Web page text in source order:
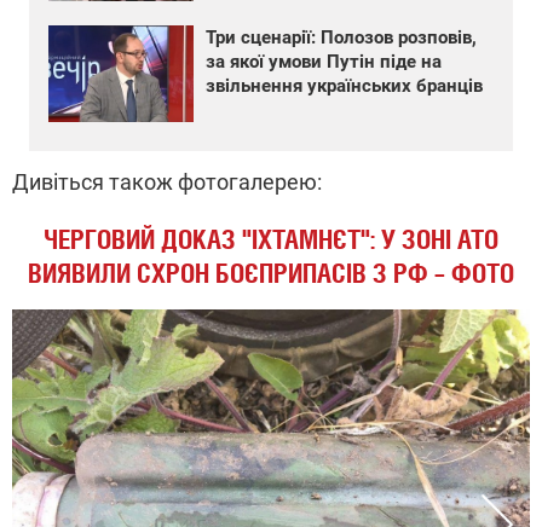
Три сценарії: Полозов розповів,
за якої умови Путін піде на
звільнення українських бранців
Дивіться також фотогалерею:
ЧЕРГОВИЙ ДОКАЗ "ІХТАМНЄТ": У ЗОНІ АТО
ВИЯВИЛИ СХРОН БОЄПРИПАСІВ З РФ – ФОТО